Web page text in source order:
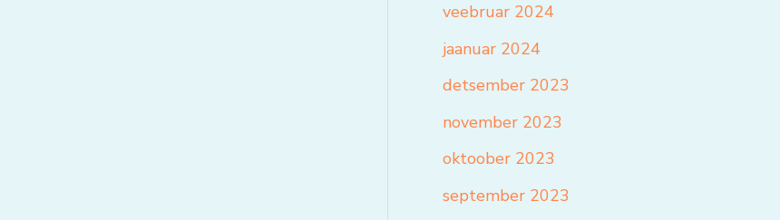
veebruar 2024
jaanuar 2024
detsember 2023
november 2023
oktoober 2023
september 2023